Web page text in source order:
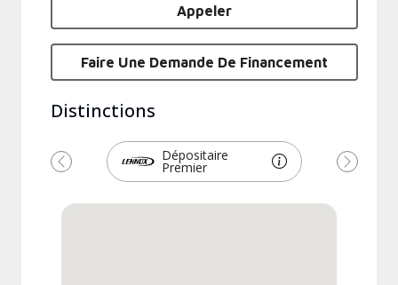
Appeler
Faire Une Demande De Financement
Distinctions
Dépositaire
Premier
Précédent Suivant